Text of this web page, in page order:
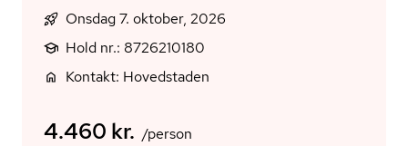
Onsdag 7. oktober, 2026
Hold nr.: 8726210180
Kontakt: Hovedstaden
4.460 kr. /person